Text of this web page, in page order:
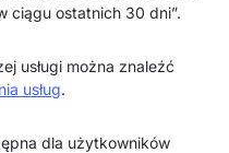
ciągu ostatnich 30 dni”.
usługi można znaleźć
usług.
dla użytkowników